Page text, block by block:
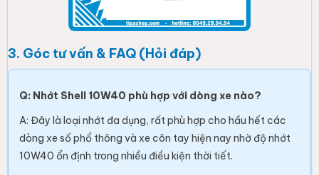
Mẹo nhỏ từ TipaShop:
tra cả lọc nhớt. Một chiếc lọc sạch sẽ giúp nhớt Shell phát
huy tối đa công năng bảo vệ động cơ.
🔥 Giá ưu đãi: 215.000đ - Chỉ có tại TipaShop 🔥
BấmMUA NGAYđể được giao hàng nhanh chóng!